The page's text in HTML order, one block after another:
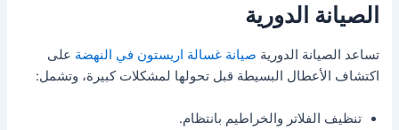
الصيانة الدورية
تساعد الصيانة الدورية صيانة غسالة اريستون في النهضة على
اكتشاف الأعطال البسيطة قبل تحولها لمشكلات كبيرة، وتشمل:
تنظيف الفلاتر والخراطيم بانتظام.